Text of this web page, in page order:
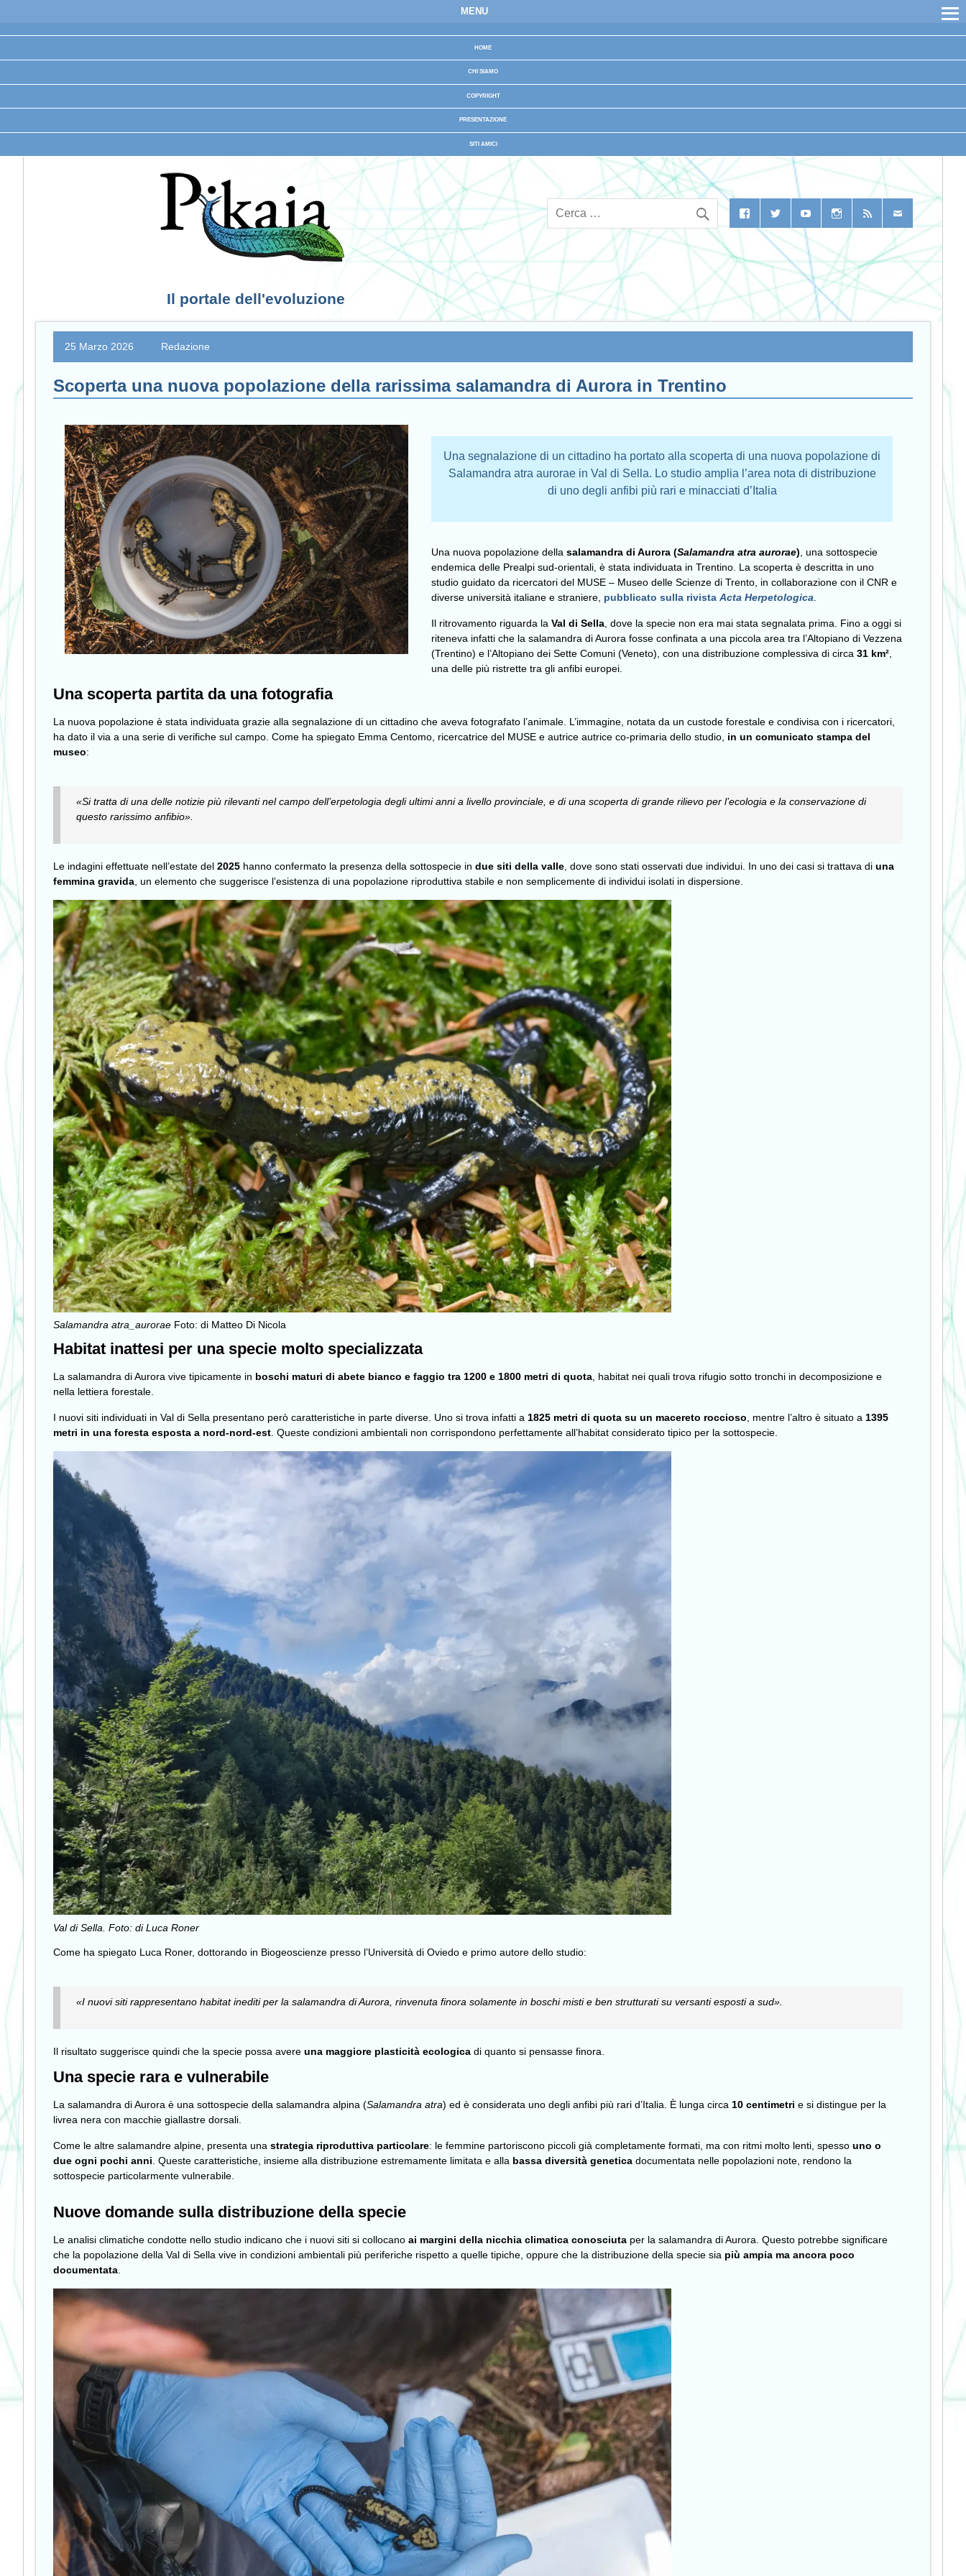
MENU
HOME
CHI SIAMO
COPYRIGHT
PRESENTAZIONE
SITI AMICI
Il portale dell'evoluzione
25 Marzo 2026 Redazione
Scoperta una nuova popolazione della rarissima salamandra di Aurora in Trentino
Una segnalazione di un cittadino ha portato alla scoperta di una nuova popolazione di
Salamandra atra aurorae in Val di Sella. Lo studio amplia l’area nota di distribuzione
di uno degli anfibi più rari e minacciati d’Italia
Una nuova popolazione dellasalamandra di Aurora (Salamandra atra aurorae) , una sottospecie
endemica delle Prealpi sud-orientali, è stata individuata in Trentino. La scoperta è descritta in uno
studio guidato da ricercatori del MUSE – Museo delle Scienze di Trento, in collaborazione con il CNR e
diverse università italiane e straniere, pubblicato sulla rivistaActa Herpetologica
Il ritrovamento riguarda laVal di Sella , dove la specie non era mai stata segnalata prima. Fino a oggi si
riteneva infatti che la salamandra di Aurora fosse confinata a una piccola area tra l’Altopiano di Vezzena
(Trentino) e l’Altopiano dei Sette Comuni (Veneto), con una distribuzione complessiva di circa31 km²
una delle più ristrette tra gli anfibi europei.
Una scoperta partita da una fotografia
La nuova popolazione è stata individuata grazie alla segnalazione di un cittadino che aveva fotografato l’animale. L’immagine, notata da un custode forestale e condivisa con i ricercatori,
ha dato il via a una serie di verifiche sul campo. Come ha spiegato Emma Centomo, ricercatrice del MUSE e autrice autrice co-primaria dello studio, in un comunicato stampa del
museo:
«Si tratta di una delle notizie più rilevanti nel campo dell’erpetologia degli ultimi anni a livello provinciale, e di una scoperta di grande rilievo per l’ecologia e la conservazione di
questo rarissimo anfibio».
Le indagini effettuate nell’estate del 2025 hanno confermato la presenza della sottospecie in due siti della valle, dove sono stati osservati due individui. In uno dei casi si trattava di una
femmina gravida, un elemento che suggerisce l’esistenza di una popolazione riproduttiva stabile e non semplicemente di individui isolati in dispersione.
Salamandra atra_aurorae Foto: di Matteo Di Nicola
Habitat inattesi per una specie molto specializzata
La salamandra di Aurora vive tipicamente in boschi maturi di abete bianco e faggio tra 1200 e 1800 metri di quota, habitat nei quali trova rifugio sotto tronchi in decomposizione e
nella lettiera forestale.
I nuovi siti individuati in Val di Sella presentano però caratteristiche in parte diverse. Uno si trova infatti a 1825 metri di quota su un macereto roccioso, mentre l’altro è situato a 1395
metri in una foresta esposta a nord-nord-est. Queste condizioni ambientali non corrispondono perfettamente all’habitat considerato tipico per la sottospecie.
Val di Sella. Foto: di Luca Roner
Come ha spiegato Luca Roner, dottorando in Biogeoscienze presso l’Università di Oviedo e primo autore dello studio:
«I nuovi siti rappresentano habitat inediti per la salamandra di Aurora, rinvenuta finora solamente in boschi misti e ben strutturati su versanti esposti a sud».
Il risultato suggerisce quindi che la specie possa avere una maggiore plasticità ecologica di quanto si pensasse finora.
Una specie rara e vulnerabile
La salamandra di Aurora è una sottospecie della salamandra alpina (Salamandra atra) ed è considerata uno degli anfibi più rari d’Italia. È lunga circa 10 centimetri e si distingue per la
livrea nera con macchie giallastre dorsali.
Come le altre salamandre alpine, presenta una strategia riproduttiva particolare: le femmine partoriscono piccoli già completamente formati, ma con ritmi molto lenti, spesso uno o
due ogni pochi anni . Queste caratteristiche, insieme alla distribuzione estremamente limitata e alla bassa diversità genetica documentata nelle popolazioni note, rendono la
sottospecie particolarmente vulnerabile.
Nuove domande sulla distribuzione della specie
Le analisi climatiche condotte nello studio indicano che i nuovi siti si collocano ai margini della nicchia climatica conosciuta per la salamandra di Aurora. Questo potrebbe significare
che la popolazione della Val di Sella vive in condizioni ambientali più periferiche rispetto a quelle tipiche, oppure che la distribuzione della specie sia più ampia ma ancora poco
documentata